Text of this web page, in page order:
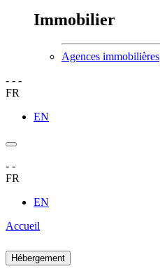
Immobilier
Agences immobilières
- - -
FR
EN
- -
FR
EN
Accueil
Hébergement